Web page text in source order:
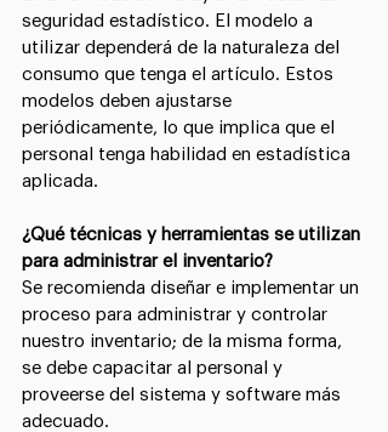
seguridad estadístico. El modelo a
utilizar dependerá de la naturaleza del
consumo que tenga el artículo. Estos
modelos deben ajustarse
periódicamente, lo que implica que el
personal tenga habilidad en estadística
aplicada.
¿Qué técnicas y herramientas se utilizan
para administrar el inventario?
Se recomienda diseñar e implementar un
proceso para administrar y controlar
nuestro inventario; de la misma forma,
se debe capacitar al personal y
proveerse del sistema y software más
adecuado.